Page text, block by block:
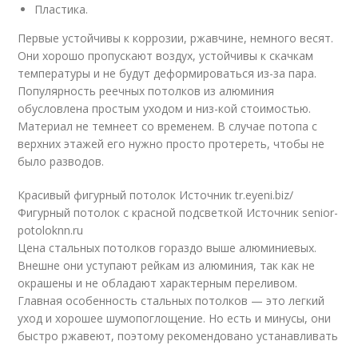
Пластика.
Первые устойчивы к коррозии, ржавчине, немного весят.
Они хорошо пропускают воздух, устойчивы к скачкам
температуры и не будут деформироваться из-за пара.
Популярность реечных потолков из алюминия
обусловлена простым уходом и низ-кой стоимостью.
Материал не темнеет со временем. В случае потопа с
верхних этажей его нужно просто протереть, чтобы не
было разводов.
Красивый фигурный потолок Источник tr.eyeni.biz/
Фигурный потолок с красной подсветкой Источник senior-
potoloknn.ru
Цена стальных потолков гораздо выше алюминиевых.
Внешне они уступают рейкам из алюминия, так как не
окрашены и не обладают характерным переливом.
Главная особенность стальных потолков — это легкий
уход и хорошее шумопоглощение. Но есть и минусы, они
быстро ржавеют, поэтому рекомендовано устанавливать